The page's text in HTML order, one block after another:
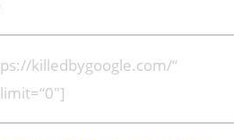
killedbygoogle.com/“